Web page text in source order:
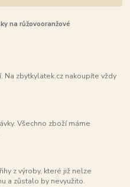
na růžovooranžové
Na zbytkylatek.cz nakoupíte vždy
Všechno zboží máme
z výroby, které již nelze
a zůstalo by nevyužito.